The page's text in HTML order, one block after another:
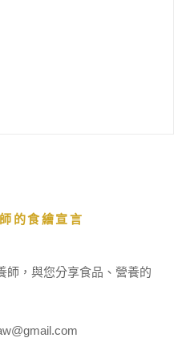
的食繪宣言
師，與您分享食品、營養的
@gmail.com